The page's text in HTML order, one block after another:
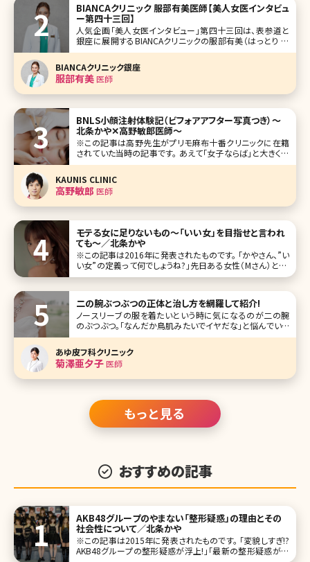
BIANCAクリニック 服部有美医師【美人女医インタビュ
ー第四十三回】
人気企画「美人女医インタビュー」第四十三回は、表参道と
銀座に展開するBIANCAクリニックの服部有美（はっとり ゆ
み）先生です。 大学病院などで形成外科医（形成外科専門医
取得）として7年勤めてから本格的に美容医療業界へ。形成
外科時代に培った技術を生かし、眉下切開を始めとした切開
系オペを得意とする服
BIANCAクリニック銀座
服部有美医師
BNLS小顔注射体験記（ビフォアアフター写真つき）〜
北条かや✕高野敏郎医師〜
※この記事は高野先生がプリモ麻布十番クリニックに在籍
されていた当時の記事です。 あえて「女子ならば」と大きく出
てみるが、女子ならば誰しも「小顔」に憧れた経験があるので
ば……」と鏡の前でため息をついた経験は、2度や3度ではあ
るまい。ダイエットや美容
KAUNIS CLINIC
高野敏郎 医師
モテる女に足りないもの～「いい女」を目指せと言われ
ても～／北条かや
※この記事は2016年に発表されたものです。 「かやさん、”い
い女”の定義って何でしょうね?」――先日ある女性（Mさん）と、こ
んな話題で盛り上がった。彼女はアラサー、とっても可愛らし
二の腕ぶつぶつの正体と治し方を網羅して紹介!
ノースリーブの服を着たいという時に気になるのが二の腕
のぶつぶつ。「なんだか鳥肌みたいでイヤだな」と悩んでいる
人も少なくないのではないでしょうか。ここの部分にぶつぶつ
があると、なかなか思うようにファッションも楽しめませんよ
ね。 ここでは、二の腕のぶつぶつの原因と治療方法について
解説していきますので、
あゆ皮フ科クリニック
菊澤亜夕子医師
もっと見る
おすすめの記事
AKB48グループのやまない「整形疑惑」の理由とその
社会性について／北条かや
※この記事は2015年に発表されたものです。 「変貌しすぎ!?
AKB48グループの整形疑惑が浮上!」「最新の整形疑惑があ